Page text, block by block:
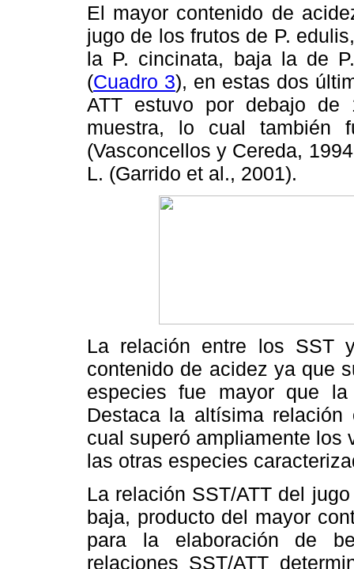
El mayor contenido de
jugo de los frutos de P.
la P. cincinata, baja la de
(Cuadro 3), en estas dos
ATT estuvo por debajo
muestra, lo cual también
(Vasconcellos y Cereda,
L. (Garrido et al., 2001).
La relación entre los SST
contenido de acidez ya que
especies fue mayor que
Destaca la altísima
cual superó ampliamente los
las otras especies
La relación SST/ATT del
baja, producto del mayor
para la elaboración de
relaciones SST/ATT